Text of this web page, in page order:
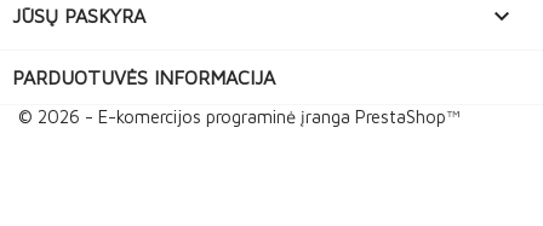
JŪSŲ PASKYRA 
PARDUOTUVĖS INFORMACIJA
© 2026 - E-komercijos programinė įranga PrestaShop™